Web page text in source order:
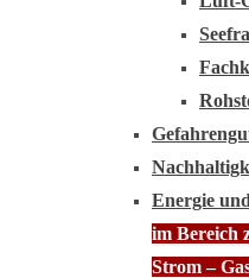
Energie
im Bereich
Strom –